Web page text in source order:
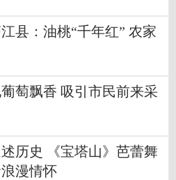
县：油桃“千年红” 农家
萄飘香 吸引市民前来采
历史 《宝塔山》芭蕾舞
漫情怀